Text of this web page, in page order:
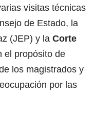
visitas técnicas
de Estado, la
(JEP) y la Corte
el propósito de
los magistrados y
por las